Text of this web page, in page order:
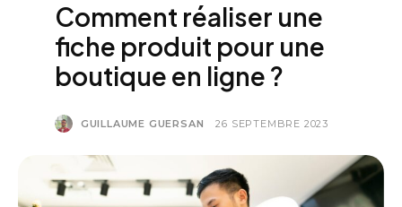
Comment réaliser une
fiche produit pour une
boutique en ligne ?
GUILLAUME GUERSAN 26 SEPTEMBRE 2023